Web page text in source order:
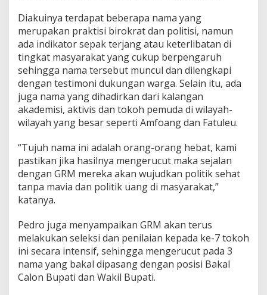
Diakuinya terdapat beberapa nama yang
merupakan praktisi birokrat dan politisi, namun
ada indikator sepak terjang atau keterlibatan di
tingkat masyarakat yang cukup berpengaruh
sehingga nama tersebut muncul dan dilengkapi
dengan testimoni dukungan warga. Selain itu, ada
juga nama yang dihadirkan dari kalangan
akademisi, aktivis dan tokoh pemuda di wilayah-
wilayah yang besar seperti Amfoang dan Fatuleu.
“Tujuh nama ini adalah orang-orang hebat, kami
pastikan jika hasilnya mengerucut maka sejalan
dengan GRM mereka akan wujudkan politik sehat
tanpa mavia dan politik uang di masyarakat,”
katanya.
Pedro juga menyampaikan GRM akan terus
melakukan seleksi dan penilaian kepada ke-7 tokoh
ini secara intensif, sehingga mengerucut pada 3
nama yang bakal dipasang dengan posisi Bakal
Calon Bupati dan Wakil Bupati.